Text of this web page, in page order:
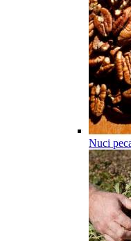
Nuci